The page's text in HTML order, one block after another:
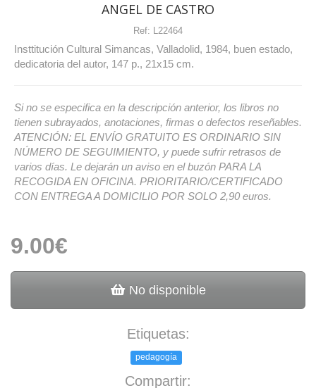
ANGEL DE CASTRO
Ref: L22464
Insttitución Cultural Simancas, Valladolid, 1984, buen estado,
dedicatoria del autor, 147 p., 21x15 cm.
Si no se especifica en la descripción anterior, los libros no
tienen subrayados, anotaciones, firmas o defectos reseñables.
ATENCIÓN: EL ENVÍO GRATUITO ES ORDINARIO SIN
NÚMERO DE SEGUIMIENTO, y puede sufrir retrasos de
varios días. Le dejarán un aviso en el buzón PARA LA
RECOGIDA EN OFICINA. PRIORITARIO/CERTIFICADO
CON ENTREGA A DOMICILIO POR SOLO 2,90 euros.
9.00€
No disponible
Etiquetas:
pedagogía
Compartir: